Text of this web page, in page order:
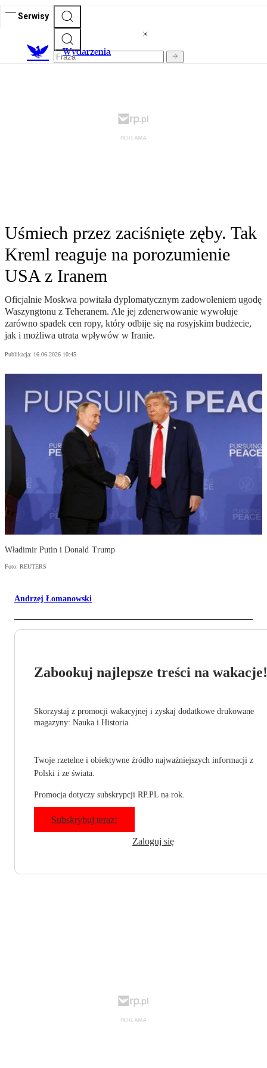
Serwisy
Wydarzenia
Uśmiech przez zaciśnięte zęby. Tak
Kreml reaguje na porozumienie
USA z Iranem
Oficjalnie Moskwa powitała dyplomatycznym zadowoleniem ugodę
Waszyngtonu z Teheranem. Ale jej zdenerwowanie wywołuje
zarówno spadek cen ropy, który odbije się na rosyjskim budżecie,
jak i możliwa utrata wpływów w Iranie.
Publikacja: 16.06.2026 10:45
Władimir Putin i Donald Trump
Foto: REUTERS
Andrzej Łomanowski
Zabookuj najlepsze treści na wakacje!
Skorzystaj z promocji wakacyjnej i zyskaj dodatkowe drukowane
magazyny: Nauka i Historia.
Twoje rzetelne i obiektywne źródło najważniejszych informacji z
Polski i ze świata.
Promocja dotyczy subskrypcji RP.PL na rok.
Subskrybuj teraz!
Zaloguj się